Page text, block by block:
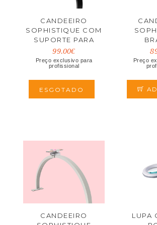
CANDEEIRO
SOPHISTIQUE COM
SUPORTE PARA
TELÉMOVEL
99.00€
Preço exclusivo para
profissional
ESGOTADO
Preço
CANDEEIRO
LUPA